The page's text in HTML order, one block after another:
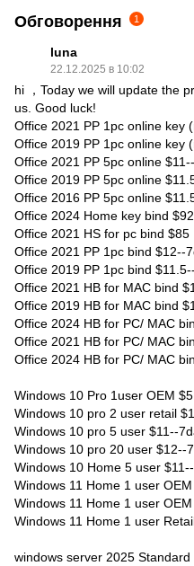
Обговорення 1
luna
22.12.2025 в 10:02
hi ，Today we will update the
us. Good luck!
Office 2021 PP 1pc online key
Office 2019 PP 1pc online key
Office 2021 PP 5pc online
Office 2019 PP 5pc online
Office 2016 PP 5pc online
Office 2024 Home key bind $92
Office 2021 HS for pc bind $85
Office 2021 PP 1pc bind $12--
Office 2019 PP 1pc bind
Office 2021 HB for MAC bind
Office 2019 HB for MAC bind
Office 2024 HB for PC/ MAC
Office 2021 HB for PC/ MAC
Office 2024 HB for PC/ MAC
Windows 10 Pro 1user OEM $5
Windows 10 pro 2 user retail
Windows 10 pro 5 user $11--
Windows 10 pro 20 user $12--
Windows 10 Home 5 user
Windows 11 Home 1 user OEM
Windows 11 Home 1 user
Windows 11 Home 1 user
windows server 2025